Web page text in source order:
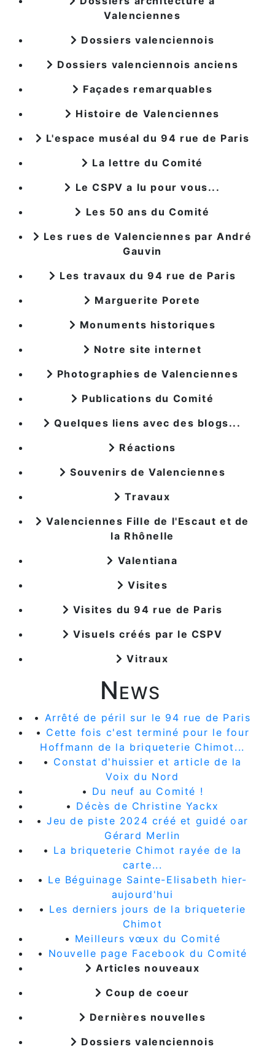
Valenciennes
Dossiers valenciennois
Dossiers valenciennois anciens
Façades remarquables
Histoire de Valenciennes
L'espace muséal du 94 rue de Paris
La lettre du Comité
Le CSPV a lu pour vous...
Les 50 ans du Comité
Les rues de Valenciennes par André
Gauvin
Les travaux du 94 rue de Paris
Marguerite Porete
Monuments historiques
Notre site internet
Photographies de Valenciennes
Publications du Comité
Quelques liens avec des blogs...
Réactions
Souvenirs de Valenciennes
Travaux
Valenciennes Fille de l'Escaut et de
la Rhônelle
Valentiana
Visites
Visites du 94 rue de Paris
Visuels créés par le CSPV
Vitraux
News
• Arrêté de péril sur le 94 rue de Paris
• Cette fois c'est terminé pour le four
Hoffmann de la briqueterie Chimot...
• Constat d'huissier et article de la
Voix du Nord
• Du neuf au Comité !
• Décès de Christine Yackx
•Jeu de piste 2024 créé et guidé oar
Gérard Merlin
• La briqueterie Chimot rayée de la
carte...
• Le Béguinage Sainte-Elisabeth hier-
aujourd'hui
• Les derniers jours de la briqueterie
Chimot
• Meilleurs vœux du Comité
• Nouvelle page Facebook du Comité
Articles nouveaux
Coup de coeur
Dernières nouvelles
Dossiers valenciennois